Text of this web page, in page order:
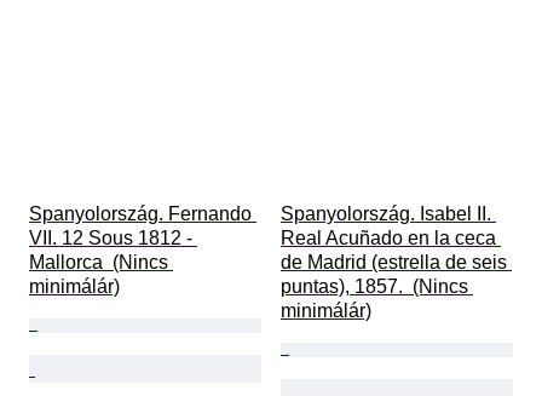
Spanyolország. Fernando
VII. 12 Sous 1812 -
Mallorca  (Nincs
minimálár)
Spanyolország. Isabel II.
Real Acuñado en la ceca
de Madrid (estrella de seis
puntas), 1857.  (Nincs
minimálár)